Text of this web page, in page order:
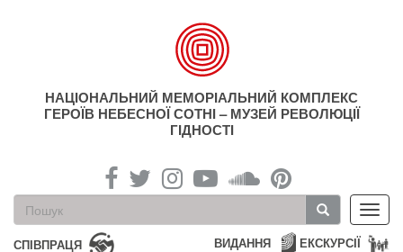
НАЦІОНАЛЬНИЙ МЕМОРІАЛЬНИЙ КОМПЛЕКС
ГЕРОЇВ НЕБЕСНОЇ СОТНІ – МУЗЕЙ РЕВОЛЮЦІЇ
ГІДНОСТІ
Пошукова
форма
Пошук
СПІВПРАЦЯ ЕКСКУРСІЇ
ВИДАННЯ